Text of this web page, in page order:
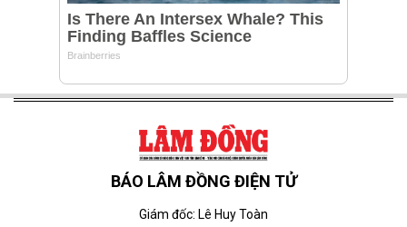
BÁO LÂM ĐỒNG ĐIỆN TỬ
Giám đốc: Lê Huy Toàn